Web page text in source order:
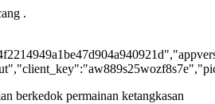
.
berkedok permainan ketangkasan